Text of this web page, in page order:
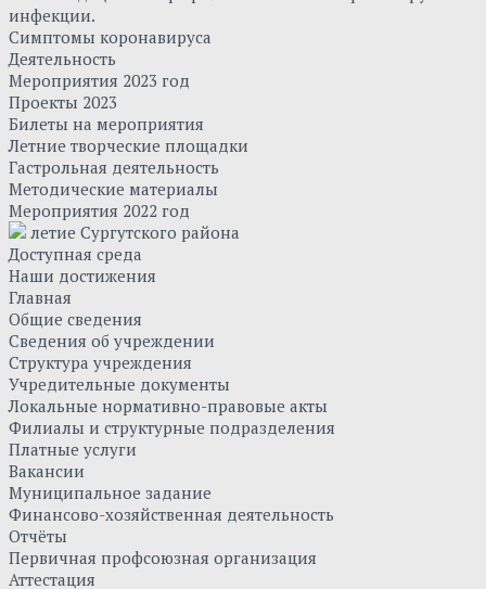
инфекции.
Симптомы коронавируса
Деятельность
Мероприятия 2023 год
Проекты 2023
Билеты на мероприятия
Летние творческие площадки
Гастрольная деятельность
Методические материалы
Мероприятия 2022 год
летие Сургутского района
Доступная среда
Наши достижения
Главная
Общие сведения
Сведения об учреждении
Структура учреждения
Учредительные документы
Локальные нормативно-правовые акты
Филиалы и структурные подразделения
Платные услуги
Вакансии
Муниципальное задание
Финансово-хозяйственная деятельность
Отчёты
Первичная профсоюзная организация
Аттестация